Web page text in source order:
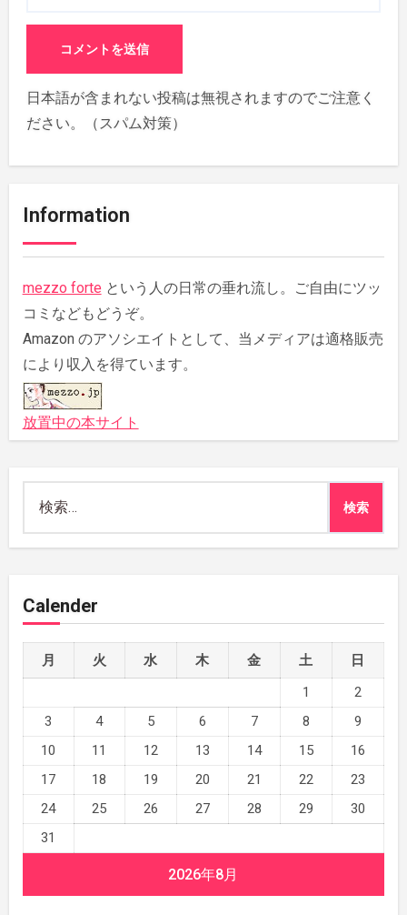
日本語が含まれない投稿は無視されますのでご注意く
ださい。（スパム対策）
Information
mezzo forte という人の日常の垂れ流し。ご自由にツッ
コミなどもどうぞ。
Amazon のアソシエイトとして、当メディアは適格販売
により収入を得ています。
放置中の本サイト
Calender
2026年8月
月 火 水 木 金 土
日
1
2
3
4 5 6 7 8
9
10
11 12 13 14 15
16
17
18 19 20 21 22
23
24
25 26 27 28 29
30
31